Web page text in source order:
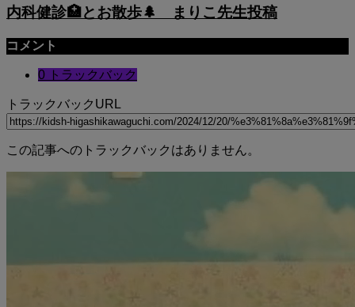
内科健診🏥とお散歩🌲 まりこ先生投稿
コメント
0 トラックバック
トラックバックURL
この記事へのトラックバックはありません。